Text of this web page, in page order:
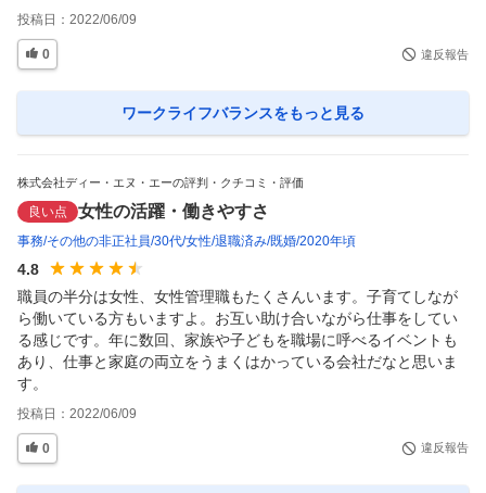
投稿日： 2022/06/09
0 違反報告
ワークライフバランスをもっと見る
株式会社ディー・エヌ・エーの評判・クチコミ・評価
良い点 女性の活躍・働きやすさ
事務 その他の非正社員 30代 女性 退職済み 既婚 2020年頃
4.8
職員の半分は女性、女性管理職もたくさんいます。子育てしなが
ら働いている方もいますよ。お互い助け合いながら仕事をしてい
る感じです。年に数回、家族や子どもを職場に呼べるイベントも
あり、仕事と家庭の両立をうまくはかっている会社だなと思いま
す。
投稿日： 2022/06/09
0 違反報告